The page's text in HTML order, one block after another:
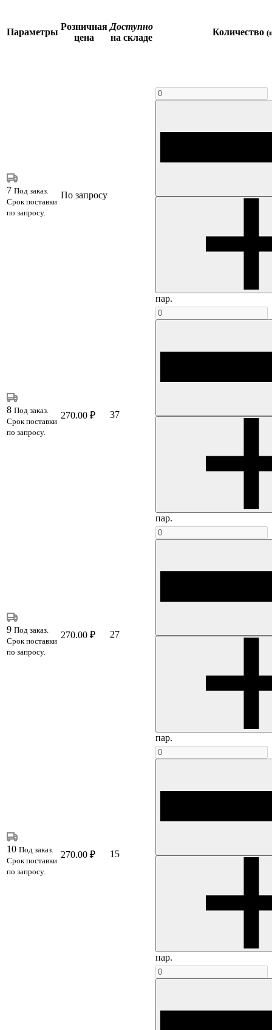
Параметры
Розничная
цена
Доступно
на складе
Количество
7 Под заказ.
Срок поставки
по запросу.
По запросу
пар.
8 Под заказ.
Срок поставки
по запросу.
270.00 ₽ 37
пар.
9 Под заказ.
Срок поставки
по запросу.
270.00 ₽ 27
пар.
10 Под заказ.
Срок поставки
по запросу.
270.00 ₽ 15
пар.